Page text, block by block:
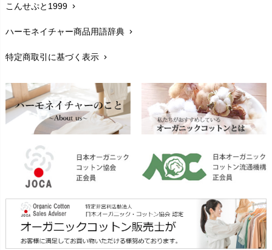
お手入れについて
レビューを書こうchevron_right
返品交換chevron_right
FAXでのご注文
お問い合わせchevron_right
こんせぷと1999 chevron_right
ハーモネイチャー商品用語辞典 chevron_right
特定商取引に基づく表示 chevron_right